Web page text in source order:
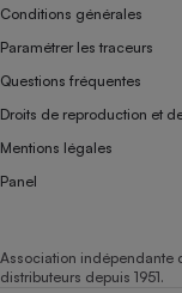
Conditions générales
Paramétrer les traceurs
Questions fréquentes
Droits de reproduction et
Mentions légales
Panel
Association indépendante
distributeurs depuis 1951.